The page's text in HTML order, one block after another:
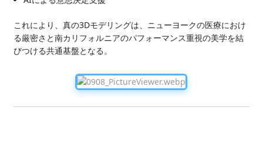
これにより、真の3Dモデリングは、ニューヨークの医療におけ
る厳密さと南カリフォルニアのパフォーマンス重視の美学を結
びつける共通基盤となる。